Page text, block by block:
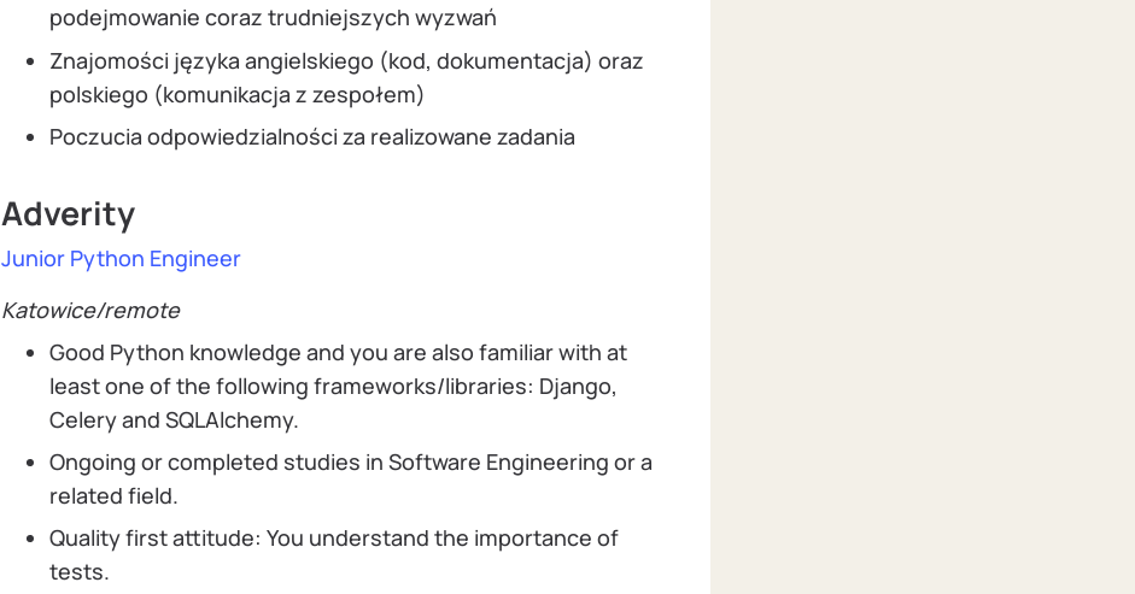
podejmowanie coraz trudniejszych wyzwań
Znajomości języka angielskiego (kod, dokumentacja) oraz
polskiego (komunikacja z zespołem)
Poczucia odpowiedzialności za realizowane zadania
Adverity
Junior Python Engineer
Katowice/remote
Good Python knowledge and you are also familiar with at
least one of the following frameworks/libraries: Django,
Celery and SQLAlchemy.
Ongoing or completed studies in Software Engineering or a
related field.
Quality first attitude: You understand the importance of
tests.